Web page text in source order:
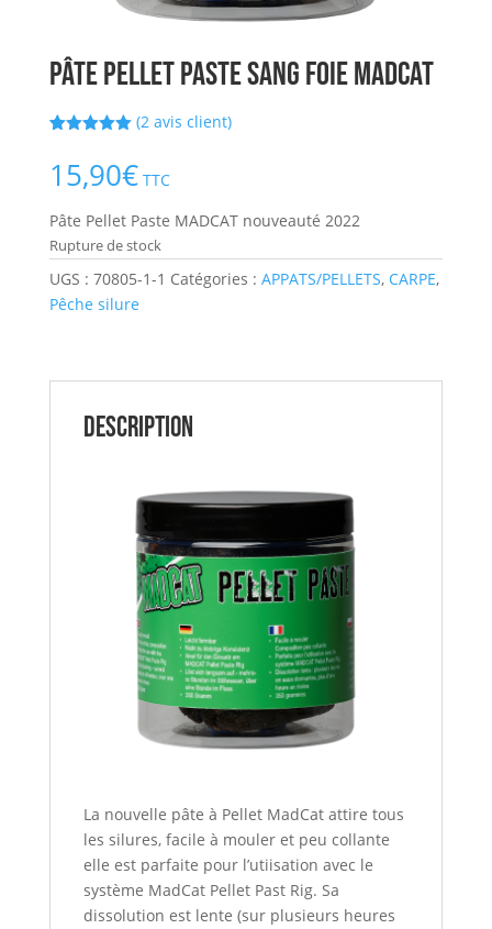
Pâte Pellet Paste sang foie MADCAT
basé sur
notations
(2 avis client)
15,90€ TTC
Pâte Pellet Paste MADCAT nouveauté 2022
Rupture de stock
UGS : 70805-1-1 Catégories : APPATS/PELLETS, CARPE,
Pêche silure
Description
La nouvelle pâte à Pellet MadCat attire tous
les silures, facile à mouler et peu collante
elle est parfaite pour l’utiisation avec le
système MadCat Pellet Past Rig. Sa
dissolution est lente (sur plusieurs heures